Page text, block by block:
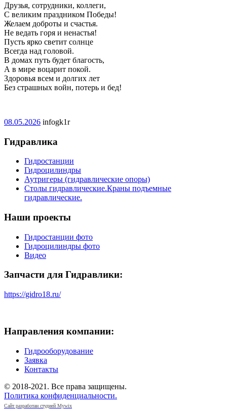
Друзья, сотрудники, коллеги,
С великим праздником Победы!
Желаем доброты и счастья.
Не ведать горя и ненастья!
Пусть ярко светит солнце
Всегда над головой.
В домах путь будет благость,
А в мире воцарит покой.
Здоровья всем и долгих лет
Без страшных войн, потерь и бед!
08.05.2026 infogk1r
Гидравлика
Гидростанции
Гидроцилиндры
Аутригеры (гидравлические опоры)
Столы гидравлические.Краны подъемные
гидравлические.
Наши проекты
Гидростанции фото
Гидроцилиндры фото
Видео
Запчасти для Гидравлики:
https://gidro18.ru/
Направления компании:
Гидрооборудование
Заявка
Контакты
© 2018-2021. Все права защищены.
Политика конфиденциальности.
Сайт разработан студией Mywix